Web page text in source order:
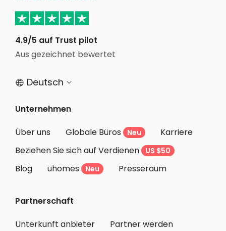
Studentenunterkunft Chester
Studentenunterkunft Sheffield
Studentenunterkunft Newcastle United
4.9/5 auf Trust pilot
Aus gezeichnet bewertet
 Deutsch 
Unternehmen
Über uns
Globale Büros Neu
Karriere
Beziehen Sie sich auf Verdienen
US $50
Blog uhomes Neu Presseraum
Partnerschaft
Unterkunft anbieter
Partner werden